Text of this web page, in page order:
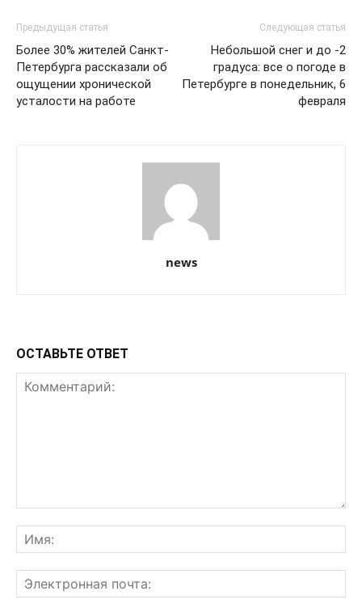
Предыдущая статья
Более 30% жителей Санкт-
Петербурга рассказали об
ощущении хронической
усталости на работе
Следующая статья
Небольшой снег и до -2
градуса: все о погоде в
Петербурге в понедельник, 6
февраля
news
ОСТАВЬТЕ ОТВЕТ